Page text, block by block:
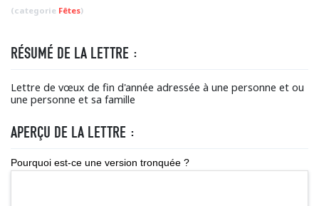
(categorie Fêtes)
RÉSUMÉ DE LA LETTRE :
Lettre de vœux de fin d'année adressée à une personne et ou
une personne et sa famille
APERÇU DE LA LETTRE :
Pourquoi est-ce une version tronquée ?